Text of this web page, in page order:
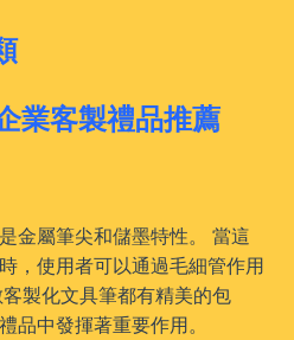
業客製禮品推薦
金屬筆尖和儲墨特性。 當這
，使用者可以通過毛細管作用
製化文具筆都有精美的包
品中發揮著重要作用。